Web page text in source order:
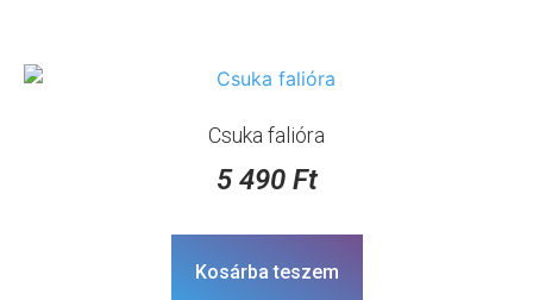
Csuka falióra
5 490 Ft
Kosárba teszem